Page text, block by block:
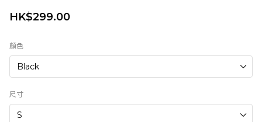
HK$299.00
顏色
尺寸